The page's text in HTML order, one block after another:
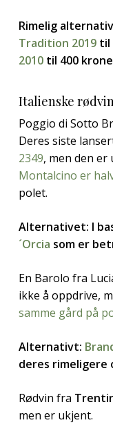
Rimelig
Tradition 2019til
2010til 400
Italienske
Poggio di Sotto
Deres siste
2349, men den er
Montalcino er
polet.
Alternativet: I
´Orcia som er
En Barolo fra
ikke å oppdrive,
samme gård på
Alternativt:
deres
Rødvin fra
men er ukjent.